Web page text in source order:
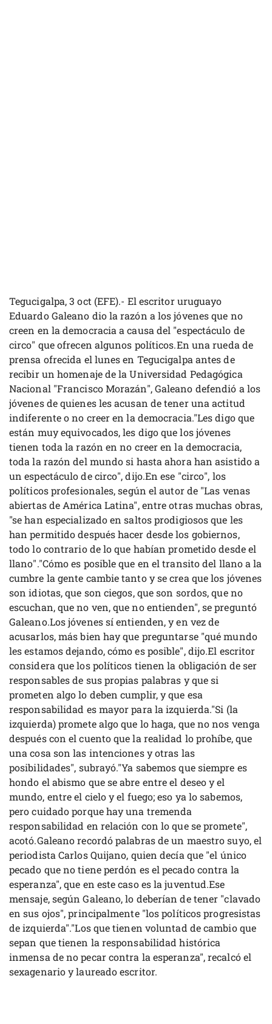
Tegucigalpa, 3 oct (EFE).- El escritor uruguayo
Eduardo Galeano dio la razón a los jóvenes que no
creen en la democracia a causa del "espectáculo de
circo" que ofrecen algunos políticos.En una rueda de
prensa ofrecida el lunes en Tegucigalpa antes de
recibir un homenaje de la Universidad Pedagógica
Nacional "Francisco Morazán", Galeano defendió a los
jóvenes de quienes les acusan de tener una actitud
indiferente o no creer en la democracia."Les digo que
están muy equivocados, les digo que los jóvenes
tienen toda la razón en no creer en la democracia,
toda la razón del mundo si hasta ahora han asistido a
un espectáculo de circo", dijo.En ese "circo", los
políticos profesionales, según el autor de "Las venas
abiertas de América Latina", entre otras muchas obras,
"se han especializado en saltos prodigiosos que les
han permitido después hacer desde los gobiernos,
todo lo contrario de lo que habían prometido desde el
llano"."Cómo es posible que en el transito del llano a la
cumbre la gente cambie tanto y se crea que los jóvenes
son idiotas, que son ciegos, que son sordos, que no
escuchan, que no ven, que no entienden", se preguntó
Galeano.Los jóvenes sí entienden, y en vez de
acusarlos, más bien hay que preguntarse "qué mundo
les estamos dejando, cómo es posible", dijo.El escritor
considera que los políticos tienen la obligación de ser
responsables de sus propias palabras y que si
prometen algo lo deben cumplir, y que esa
responsabilidad es mayor para la izquierda."Si (la
izquierda) promete algo que lo haga, que no nos venga
después con el cuento que la realidad lo prohíbe, que
una cosa son las intenciones y otras las
posibilidades", subrayó."Ya sabemos que siempre es
hondo el abismo que se abre entre el deseo y el
mundo, entre el cielo y el fuego; eso ya lo sabemos,
pero cuidado porque hay una tremenda
responsabilidad en relación con lo que se promete",
acotó.Galeano recordó palabras de un maestro suyo, el
periodista Carlos Quijano, quien decía que "el único
pecado que no tiene perdón es el pecado contra la
esperanza", que en este caso es la juventud.Ese
mensaje, según Galeano, lo deberían de tener "clavado
en sus ojos", principalmente "los políticos progresistas
de izquierda"."Los que tienen voluntad de cambio que
sepan que tienen la responsabilidad histórica
inmensa de no pecar contra la esperanza", recalcó el
sexagenario y laureado escritor.